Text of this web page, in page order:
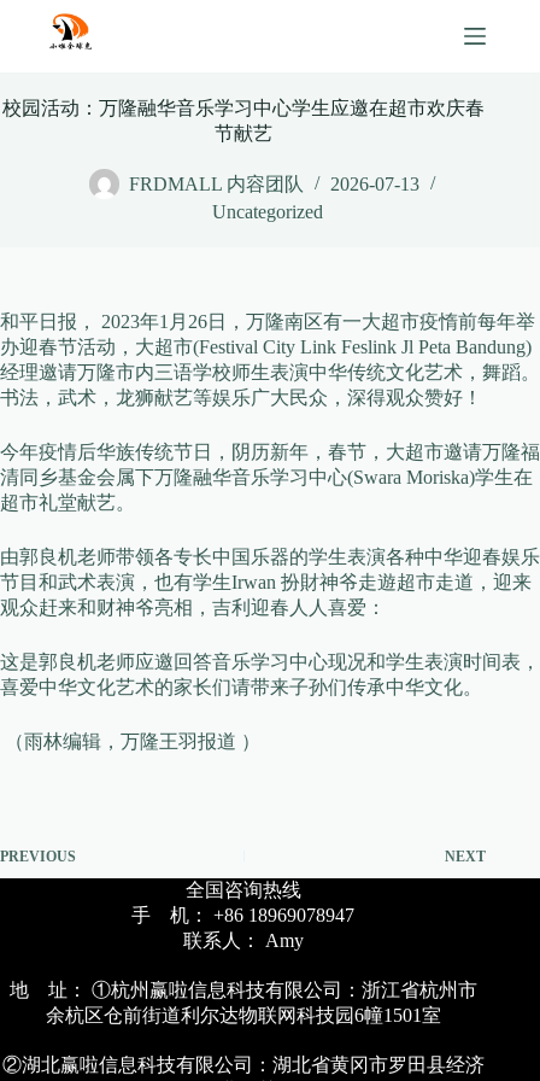
content
校园活动：万隆融华音乐学习中心学生应邀在超市欢庆春
节献艺
FRDMALL 内容团队
2026-07-13
Uncategorized
和平日报， 2023年1月26日，万隆南区有一大超市疫惰前每年举
办迎春节活动，大超市(Festival City Link Feslink Jl Peta Bandung)
经理邀请万隆市内三语学校师生表演中华传统文化艺术，舞蹈。
书法，武术，龙狮献艺等娱乐广大民众，深得观众赞好！
今年疫情后华族传统节日，阴历新年，春节，大超市邀请万隆福
清同乡基金会属下万隆融华音乐学习中心(Swara Moriska)学生在
超市礼堂献艺。
由郭良机老师带领各专长中国乐器的学生表演各种中华迎春娱乐
节目和武术表演，也有学生Irwan 扮財神爷走遊超市走道，迎来
观众赶来和财神爷亮相，吉利迎春人人喜爱：
这是郭良机老师应邀回答音乐学习中心现况和学生表演时间表，
喜爱中华文化艺术的家长们请带来子孙们传承中华文化。
（雨林编辑，万隆王羽报道 ）
PREVIOUS NEXT
全国咨询热线
手 机： +86 18969078947
联系人： Amy
地 址： ①杭州赢啦信息科技有限公司：浙江省杭州市
余杭区仓前街道利尔达物联网科技园6幢1501室
②湖北赢啦信息科技有限公司：湖北省黄冈市罗田县经济